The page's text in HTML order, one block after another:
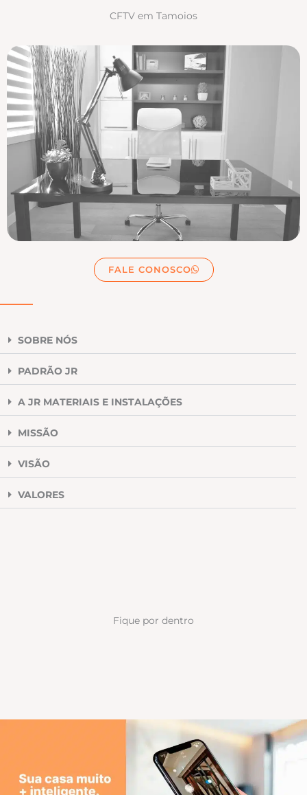
CFTV em Tamoios
FALE CONOSCO
SOBRE NÓS
PADRÃO JR
A JR MATERIAIS E INSTALAÇÕES
MISSÃO
VISÃO
VALORES
Fique por dentro